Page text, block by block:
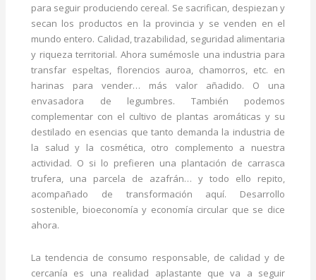
para seguir produciendo cereal. Se sacrifican, despiezan y
secan los productos en la provincia y se venden en el
mundo entero. Calidad, trazabilidad, seguridad alimentaria
y riqueza territorial. Ahora sumémosle una industria para
transfar espeltas, florencios auroa, chamorros, etc. en
harinas para vender… más valor añadido. O una
envasadora de legumbres. También podemos
complementar con el cultivo de plantas aromáticas y su
destilado en esencias que tanto demanda la industria de
la salud y la cosmética, otro complemento a nuestra
actividad. O si lo prefieren una plantación de carrasca
trufera, una parcela de azafrán… y todo ello repito,
acompañado de transformación aquí. Desarrollo
sostenible, bioeconomía y economía circular que se dice
ahora.
La tendencia de consumo responsable, de calidad y de
cercanía es una realidad aplastante que va a seguir